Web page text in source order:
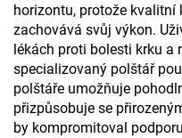
horizontu, protože kvalitní
zachovává svůj výkon.
lékách proti bolesti krku a
specializovaný polštář
polštáře umožňuje
přizpůsobuje se
by kompromitoval